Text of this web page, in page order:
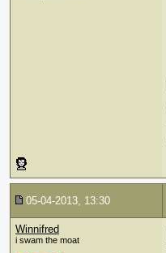
05-04-2013, 13:30
Winnifred
i swam the moat